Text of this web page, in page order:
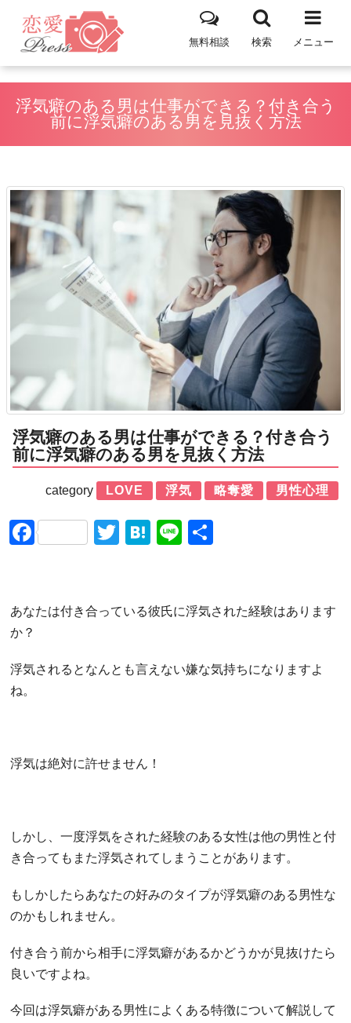
メニュー
検索
無料相談
浮気癖のある男は仕事ができる？付き合う
前に浮気癖のある男を見抜く方法
浮気癖のある男は仕事ができる？付き合う
前に浮気癖のある男を見抜く方法
category LOVE 浮気 略奪愛 男性心理
FacebookTwitter
Hatena
Line
あなたは付き合っている彼氏に浮気された経験はあります
か？
浮気されるとなんとも言えない嫌な気持ちになりますよ
ね。
浮気は絶対に許せません！
しかし、一度浮気をされた経験のある女性は他の男性と付
き合ってもまた浮気されてしまうことがあります。
もしかしたらあなたの好みのタイプが浮気癖のある男性な
のかもしれません。
付き合う前から相手に浮気癖があるかどうかが見抜けたら
良いですよね。
今回は浮気癖がある男性によくある特徴について解説して